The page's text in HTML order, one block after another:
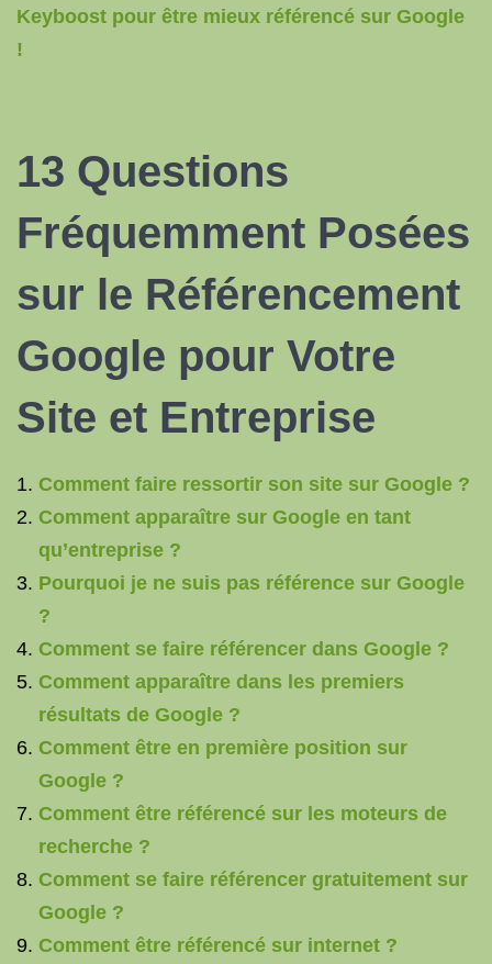
Keyboost pour être mieux référencé sur Google
!
13 Questions
Fréquemment Posées
sur le Référencement
Google pour Votre
Site et Entreprise
Comment faire ressortir son site sur Google ?
Comment apparaître sur Google en tant
qu’entreprise ?
Pourquoi je ne suis pas référence sur Google
?
Comment se faire référencer dans Google ?
Comment apparaître dans les premiers
résultats de Google ?
Comment être en première position sur
Google ?
Comment être référencé sur les moteurs de
recherche ?
Comment se faire référencer gratuitement sur
Google ?
Comment être référencé sur internet ?